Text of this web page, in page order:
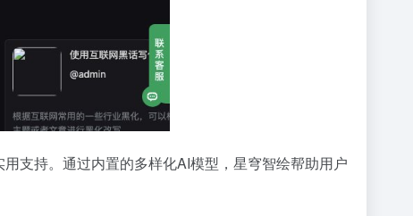
支持。通过内置的多样化AI模型，星穹智绘帮助用户